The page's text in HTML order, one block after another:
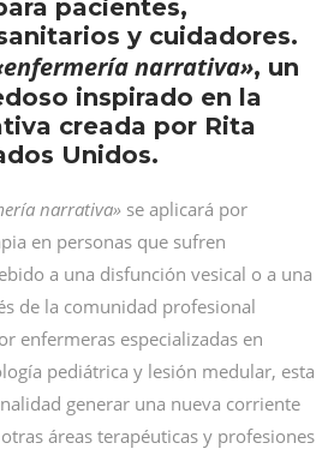
pacientes,
y cuidadores.
narrativa», un
inspirado en la
creada por Rita
Unidos.
narrativa» se aplicará por
en personas que sufren
a una disfunción vesical o a una
de la comunidad profesional
enfermeras especializadas en
pediátrica y lesión medular, esta
generar una nueva corriente
áreas terapéuticas y profesiones